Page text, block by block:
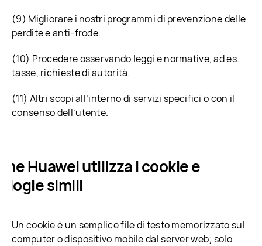
(9) Migliorare i nostri programmi di prevenzione delle
perdite e anti-frode.
(10) Procedere osservando leggi e normative, ad es.
tasse, richieste di autorità.
(11) Altri scopi all’interno di servizi specifici o con il
consenso dell’utente.
Huawei utilizza i cookie e
simili
Un cookie è un semplice file di testo memorizzato sul
computer o dispositivo mobile dal server web; solo